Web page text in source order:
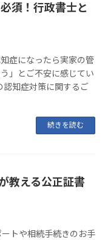
須！行政書士と
症になったら実家の管
」とご不安に感じてい
認知症対策に関するご
続きを読む
教える公正証書
トや相続手続きのお手